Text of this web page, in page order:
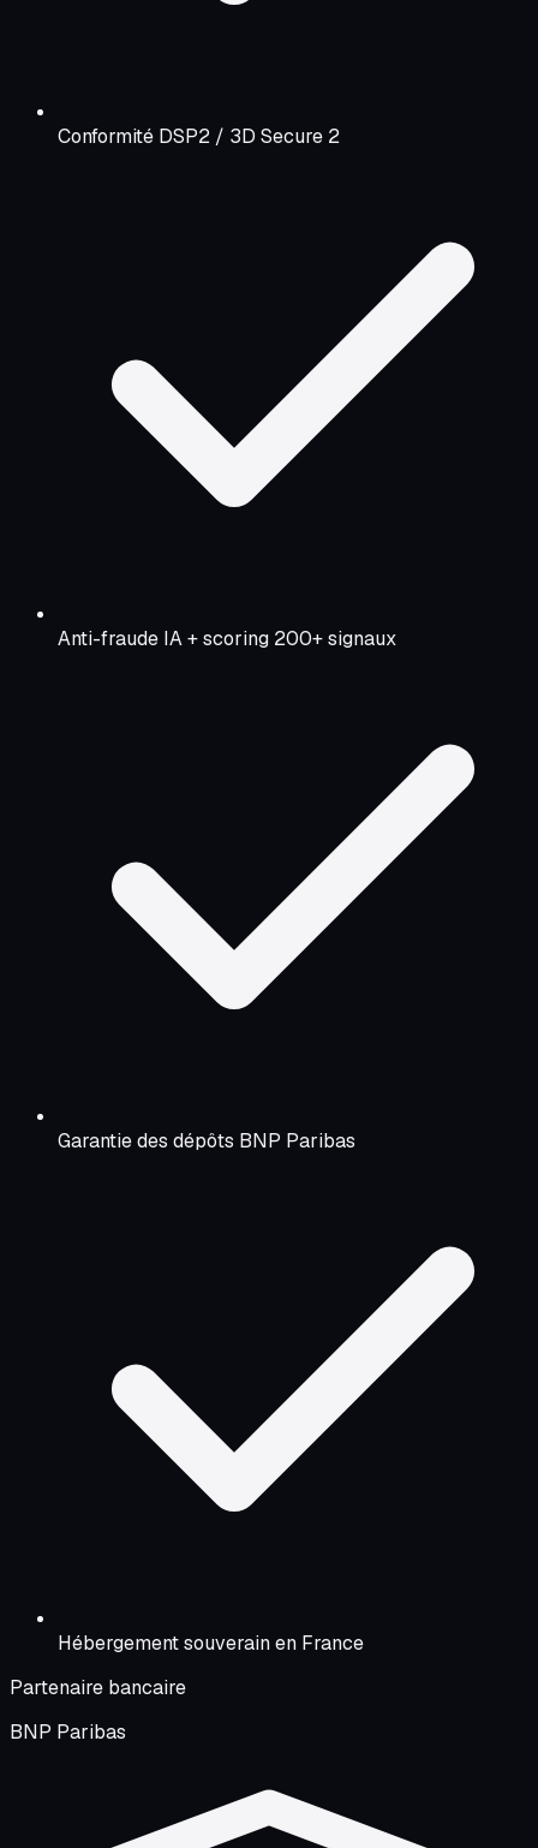
Conformité DSP2 / 3D Secure 2
Anti-fraude IA + scoring 200+ signaux
Garantie des dépôts BNP Paribas
Hébergement souverain en France
Partenaire bancaire
BNP Paribas